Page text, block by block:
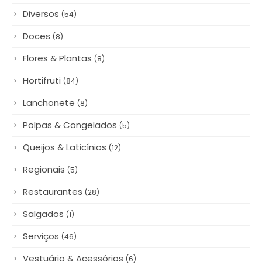
Diversos (54)
Doces (8)
Flores & Plantas (8)
Hortifruti (84)
Lanchonete (8)
Polpas & Congelados (5)
Queijos & Laticínios (12)
Regionais (5)
Restaurantes (28)
Salgados (1)
Serviços (46)
Vestuário & Acessórios (6)